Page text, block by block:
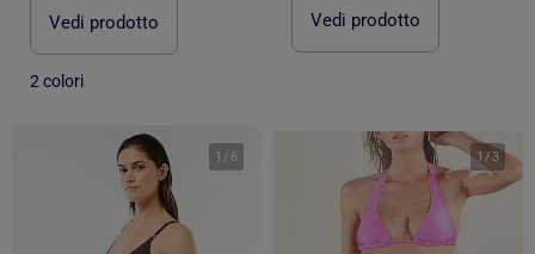
Vedi prodotto
2 colori
Vedi prodotto
1 / 6 1 /3